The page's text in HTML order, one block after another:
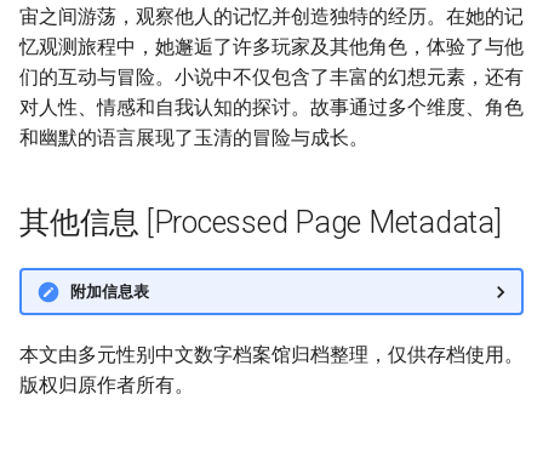
宙之间游荡，观察他人的记忆并创造独特的经历。在她的记
忆观测旅程中，她邂逅了许多玩家及其他角色，体验了与他
们的互动与冒险。小说中不仅包含了丰富的幻想元素，还有
对人性、情感和自我认知的探讨。故事通过多个维度、角色
和幽默的语言展现了玉清的冒险与成长。
其他信息 [Processed Page Metadata]
附加信息表
本文由多元性别中文数字档案馆归档整理，仅供存档使用。
版权归原作者所有。